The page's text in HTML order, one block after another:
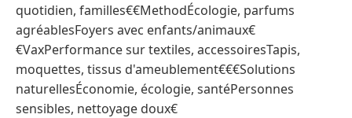
quotidien, familles€€MethodÉcologie, parfums
agréablesFoyers avec enfants/animaux€
€VaxPerformance sur textiles, accessoiresTapis,
moquettes, tissus d'ameublement€€€Solutions
naturellesÉconomie, écologie, santéPersonnes
sensibles, nettoyage doux€